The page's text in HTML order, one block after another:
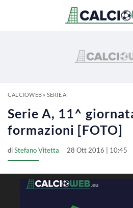
CALCIOWEB» SERIE A
Serie A, 11^
formazioni [FOTO]
diStefano Vitetta 28 Ott 2016 | 10:45